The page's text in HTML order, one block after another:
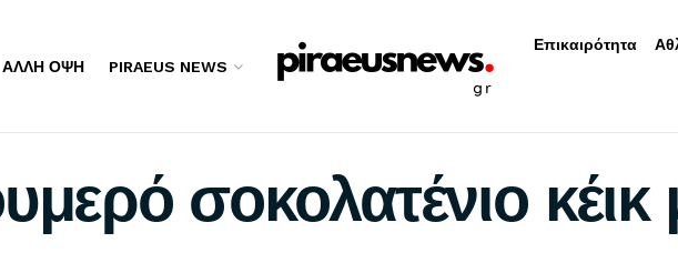
ΆΛΛΗ ΌΨΗ PIRAEUS NEWS
Επικαιρότητα
σοκολατένιο